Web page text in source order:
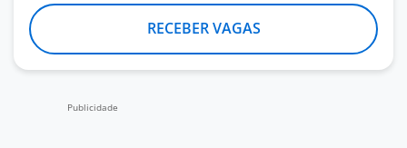
RECEBER VAGAS